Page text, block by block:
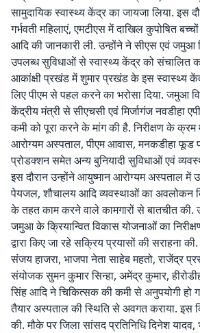
सामुदायिक स्वास्थ्य केंद्र का जायजा लिया. इस
गर्भवती महिलाएं, एमटीएस में दाखिल कुपोषित
आदि की जानकारी ली. उन्होंने ने सीएस एवं जमुआ
उपलब्ध सुविधाओं से स्वास्थ्य केंद्र को संचालित
आकांक्षी प्रखंड में शुमार प्रखंड के इस स्वास्थ्य
लिए पीएम से पहल करने का भरोसा दिया. जमुआ
केंद्रीय मंत्री से सीएचसी एवं मिर्जागंज नवडीहा
कमी को पूरा करने के मांग की है. निरीक्षण के क्रम
आरोग्यम अस्पताल, पीएम आवास, मनकडीहा फूड
प्रोडक्शन समेत अन्य बुनियादी सुविधाओं एवं
इस दौरान उन्होंने आयुष्मान आरोग्यम अस्पताल में
पेयजल, शौचालय आदि व्यवस्थाओं का अवलोकन
के तहत काम करने वाले कामगारों से बातचीत की.
जमुआ के क्रियान्वित विकास योजनाओं का
द्वारा किए जा रहे सक्रिय प्रयासों की सराहना
संजय हाजरा, भाजपा नेता साहेब महतो, राजेंद्र
संयोजक सुमन कुमार सिन्हा, अमेंद्र कुमार,
सिंह आदि ने चिकित्सक की कमी से अनुपयोगी हो
तैयार अस्पताल की स्थिति से अवगत कराया. इस
की. मौके पर जिला सांसद प्रतिनिधि दिनेश यादव,